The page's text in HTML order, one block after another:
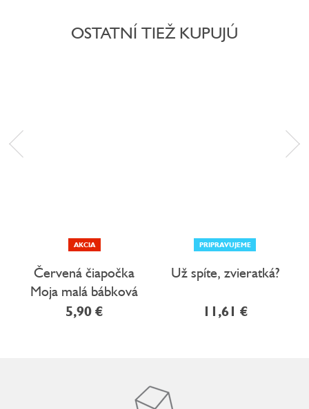
OSTATNÍ TIEŽ KUPUJÚ
AKCIA
Červená čiapočka
Moja malá bábková
knižka
5,90 €
PRIPRAVUJEME
Už spíte, zvieratká?
11,61 €